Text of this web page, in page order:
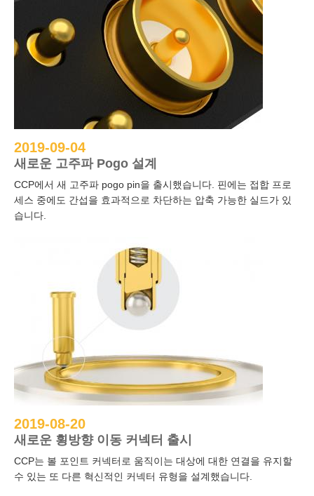
2019-09-04
새로운 고주파 Pogo 설계
CCP에서 새 고주파 pogo pin을 출시했습니다. 핀에는 접합 프로
세스 중에도 간섭을 효과적으로 차단하는 압축 가능한 실드가 있
습니다.
2019-08-20
새로운 횡방향 이동 커넥터 출시
CCP는 볼 포인트 커넥터로 움직이는 대상에 대한 연결을 유지할
수 있는 또 다른 혁신적인 커넥터 유형을 설계했습니다.